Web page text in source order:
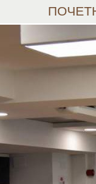
You are